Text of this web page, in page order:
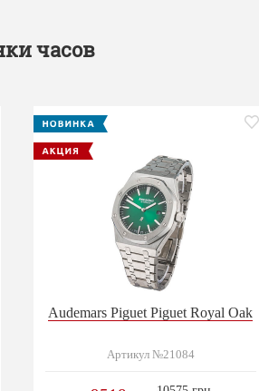
часов
Audemars Piguet Piguet Royal Oak
Артикул №21084